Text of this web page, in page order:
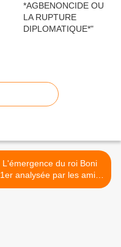
L'émergence du roi Boni
1er analysée par les amis
(innocents) du Bénin >